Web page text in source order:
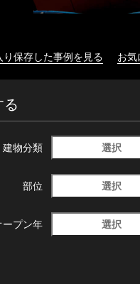
保存した事例を見る お
建物分類 選択
部位 選択
ープン年 選択